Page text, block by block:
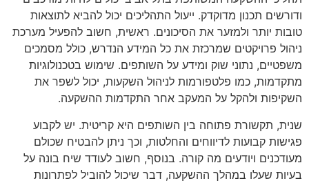
ודורשים תכנון מדוקדק. ייעול התהליכים יכול להביא לתוצאות
טובות יותר ולמזער את הסיכונים. ראשית, חשוב להפעיל מערכת
ניהול פרויקטים שמרכזת את כל המידע הנדרש, כולל מסמכים
משפטיים, נתוני שוק ומידע על השותפים. שימוש בטכנולוגיות
מתקדמות, כמו פלטפורמות לניהול השקעות, יכול לשפר את
השקיפות ולהקל על המעקב אחר התקדמות ההשקעה.
שנית, תקשורת פתוחה בין השותפים היא קריטית. יש לקבוע
פגישות קבועות לדיווחים והחלטות, וכך ניתן להבטיח שכולם
מעודכנים ויודעים מה קורה. בנוסף, חשוב לעודד שיח בונה על
בעיות שעלו במהלך ההשקעה, דבר שיכול להוביל לפתרונות